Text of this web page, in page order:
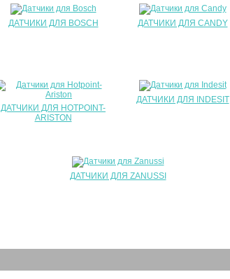
ДАТЧИКИ ДЛЯ BOSCH ДАТЧИКИ ДЛЯ CANDY
ДАТЧИКИ ДЛЯ HOTPOINT-
ARISTON
ДАТЧИКИ ДЛЯ INDESIT
ДАТЧИКИ ДЛЯ ZANUSSI